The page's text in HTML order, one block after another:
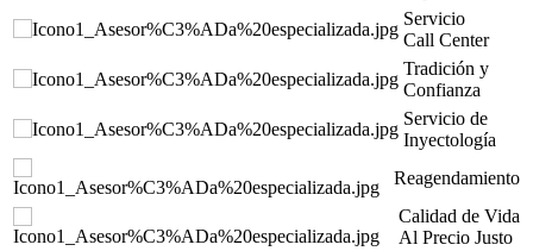
Servicio
Call Center
Tradición y
Confianza
Servicio de
Inyectología
Reagendamiento
Calidad de Vida
Al Precio Justo